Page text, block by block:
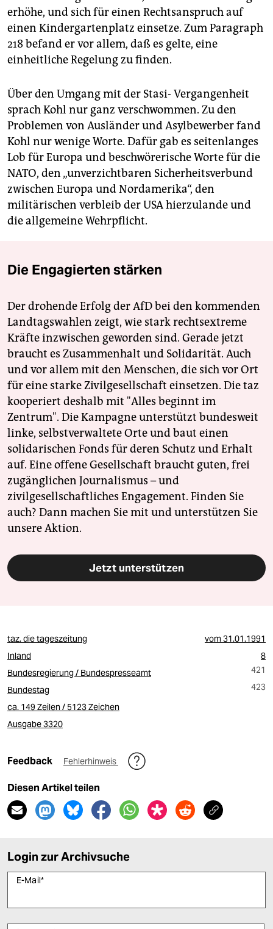
erhöhe, und sich für einen Rechtsanspruch auf
einen Kindergartenplatz einsetze. Zum Paragraph
218 befand er vor allem, daß es gelte, eine
einheitliche Regelung zu finden.
Über den Umgang mit der Stasi- Vergangenheit
sprach Kohl nur ganz verschwommen. Zu den
Problemen von Ausländer und Asylbewerber fand
Kohl nur wenige Worte. Dafür gab es seitenlanges
Lob für Europa und beschwörerische Worte für die
NATO, den „unverzichtbaren Sicherheitsverbund
zwischen Europa und Nordamerika“, den
militärischen verbleib der USA hierzulande und
die allgemeine Wehrpflicht.
Die Engagierten stärken
Der drohende Erfolg der AfD bei den kommenden
Landtagswahlen zeigt, wie stark rechtsextreme
Kräfte inzwischen geworden sind. Gerade jetzt
braucht es Zusammenhalt und Solidarität. Auch
und vor allem mit den Menschen, die sich vor Ort
für eine starke Zivilgesellschaft einsetzen. Die taz
kooperiert deshalb mit "Alles beginnt im
Zentrum". Die Kampagne unterstützt bundesweit
linke, selbstverwaltete Orte und baut einen
solidarischen Fonds für deren Schutz und Erhalt
auf. Eine offene Gesellschaft braucht guten, frei
zugänglichen Journalismus – und
zivilgesellschaftliches Engagement. Finden Sie
auch? Dann machen Sie mit und unterstützen Sie
unsere Aktion.
Jetzt unterstützen
taz. die tageszeitung vom31.01.1991
Inland
8
Bundesregierung / Bundespresseamt
421
Bundestag
423
ca. 149 Zeilen / 5123 Zeichen
Ausgabe 3320
Feedback Fehlerhinweis
Diesen Artikel teilen
Login zur Archivsuche
E-Mail*